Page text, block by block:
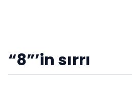
“8”’in sırrı